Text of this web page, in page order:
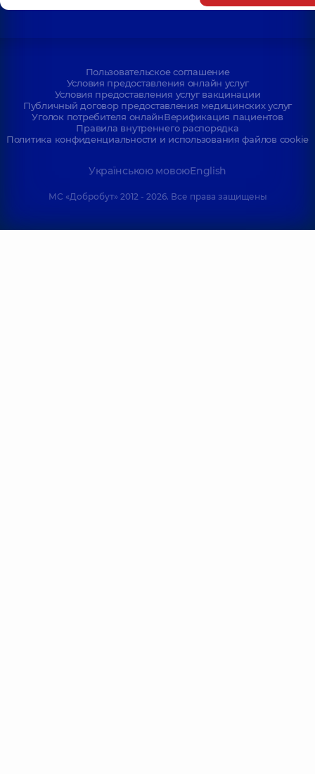
Пользовательское соглашение
Условия предоставления онлайн услуг
Условия предоставления услуг вакцинации
Публичный договор предоставления медицинских услуг
Уголок потребителя онлайнВерификация пациентов
Правила внутреннего распорядка
Политика конфиденциальности и использования файлов cookie
Українською мовоюEnglish
МС «Добробут» 2012 - 2026. Все права защищены